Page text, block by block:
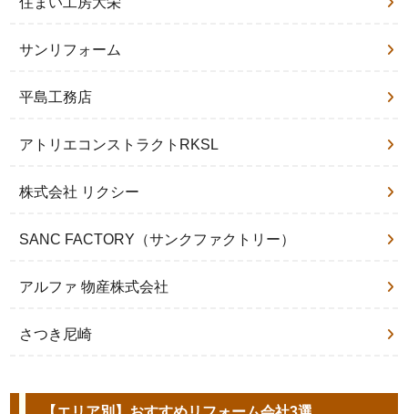
サンリフォーム
平島工務店
アトリエコンストラクトRKSL
株式会社 リクシー
SANC FACTORY（サンクファクトリー）
アルファ 物産株式会社
さつき尼崎